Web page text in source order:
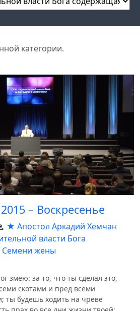
категории.
– Воскресенье
★ Апостол Аркадий Хемчан
власти Бога
Семени жены
змею: за то, что ты сделал это,
скотами и пред всеми
ты будешь ходить на чреве